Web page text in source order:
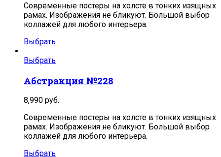
Современные постеры на холсте в тонких изящных
рамах. Изображения не бликуют. Большой выбор
коллажей для любого интерьера.
Выбрать
Выбрать
Абстракция №228
8,990 руб.
Современные постеры на холсте в тонких изящных
рамах. Изображения не бликуют. Большой выбор
коллажей для любого интерьера.
Выбрать